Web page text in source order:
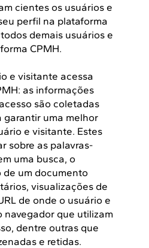
cientes os usuários e
perfil na plataforma
demais usuários e
CPMH.
e visitante acessa
as informações
são coletadas
garantir uma melhor
e visitante. Estes
sobre as palavras-
uma busca, o
um documento
visualizações de
de onde o usuário e
navegador que utilizam
dentre outras que
e retidas.